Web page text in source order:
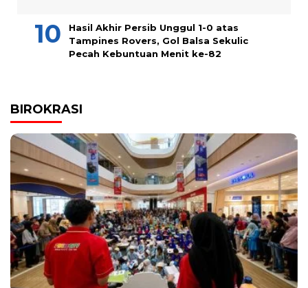
Hasil Akhir Persib Unggul 1-0 atas
Tampines Rovers, Gol Balsa Sekulic
Pecah Kebuntuan Menit ke-82
BIROKRASI